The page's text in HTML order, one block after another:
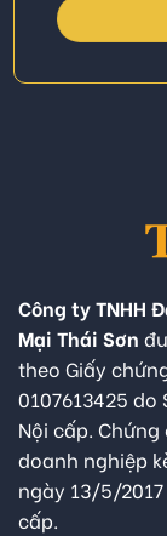
Công ty TNHH
Mại Thái Sơn
theo Giấy
0107613425
Nội cấp.
doanh nghiệp
ngày 13/5/
cấp.